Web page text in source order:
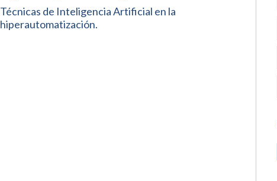
Técnicas de Inteligencia Artificial en la
hiperautomatización.